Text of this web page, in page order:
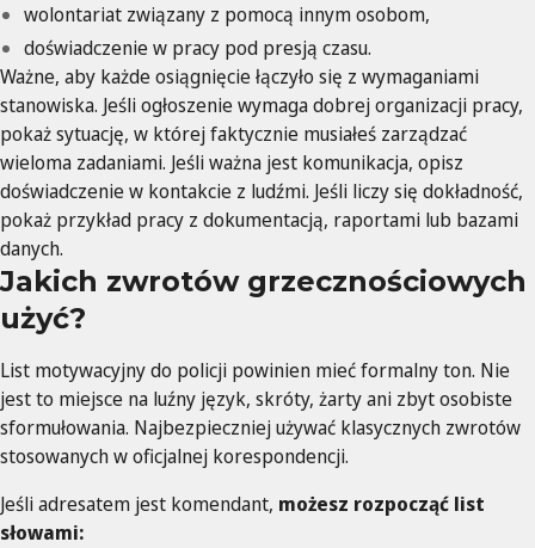
wolontariat związany z pomocą innym osobom,
doświadczenie w pracy pod presją czasu.
Ważne, aby każde osiągnięcie łączyło się z wymaganiami
stanowiska. Jeśli ogłoszenie wymaga dobrej organizacji pracy,
pokaż sytuację, w której faktycznie musiałeś zarządzać
wieloma zadaniami. Jeśli ważna jest komunikacja, opisz
doświadczenie w kontakcie z ludźmi. Jeśli liczy się dokładność,
pokaż przykład pracy z dokumentacją, raportami lub bazami
danych.
Jakich zwrotów grzecznościowych
użyć?
List motywacyjny do policji powinien mieć formalny ton. Nie
jest to miejsce na luźny język, skróty, żarty ani zbyt osobiste
sformułowania. Najbezpieczniej używać klasycznych zwrotów
stosowanych w oficjalnej korespondencji.
Jeśli adresatem jest komendant, możesz rozpocząć list
słowami: